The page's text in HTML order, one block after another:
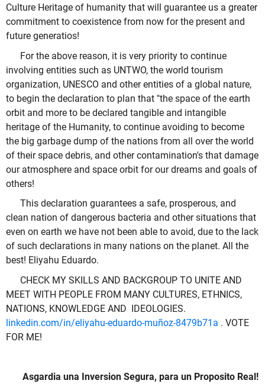
Culture Heritage of humanity that will guarantee us a greater
commitment to coexistence from now for the present and
future generatios!
For the above reason, it is very priority to continue
involving entities such as UNTWO, the world tourism
organization, UNESCO and other entities of a global nature,
to begin the declaration to plan that "the space of the earth
orbit and more to be declared tangible and intangible
heritage of the Humanity, to continue avoiding to become
the big garbage dump of the nations from all over the world
of their space debris, and other contamination's that damage
our atmosphere and space orbit for our dreams and goals of
others!
This declaration guarantees a safe, prosperous, and
clean nation of dangerous bacteria and other situations that
even on earth we have not been able to avoid, due to the lack
of such declarations in many nations on the planet. All the
best! Eliyahu Eduardo.
CHECK MY SKILLS AND BACKGROUP TO UNITE AND
MEET WITH PEOPLE FROM MANY CULTURES, ETHNICS,
NATIONS, KNOWLEDGE AND IDEOLOGIES.
linkedin.com/in/eliyahu-eduardo-muñoz-8479b71a . VOTE
FOR ME!
Asgardia una Inversion Segura, para un Proposito Real!